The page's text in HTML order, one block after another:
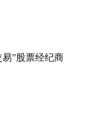
”股票经纪商